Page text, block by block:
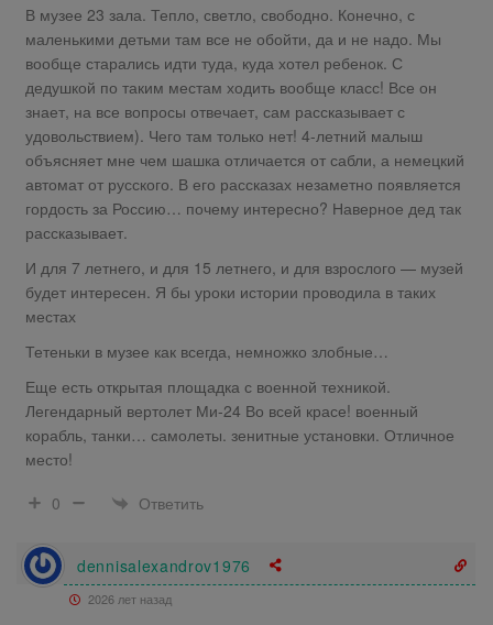
В музее 23 зала. Тепло, светло, свободно. Конечно, с
маленькими детьми там все не обойти, да и не надо. Мы
вообще старались идти туда, куда хотел ребенок. С
дедушкой по таким местам ходить вообще класс! Все он
знает, на все вопросы отвечает, сам рассказывает с
удовольствием). Чего там только нет! 4-летний малыш
объясняет мне чем шашка отличается от сабли, а немецкий
автомат от русского. В его рассказах незаметно появляется
гордость за Россию… почему интересно? Наверное дед так
рассказывает.
И для 7 летнего, и для 15 летнего, и для взрослого — музей
будет интересен. Я бы уроки истории проводила в таких
местах
Тетеньки в музее как всегда, немножко злобные…
Еще есть открытая площадка с военной техникой.
Легендарный вертолет Ми-24 Во всей красе! военный
корабль, танки… самолеты. зенитные установки. Отличное
место!
0
Ответить
dennisalexandrov1976
2026 лет назад